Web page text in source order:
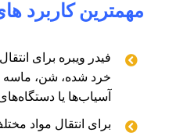
مهمترین کاربرد
فیدر ویبره برای
خرد شده، شن، ماسه
آسیاب‌ها یا
برای انتقال مواد